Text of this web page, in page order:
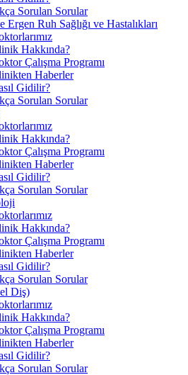
Sorulan Sorular
Ergen Ruh Sağlığı ve Hastalıkları
Hakkında?
Çalışma Programı
Haberler
Gidilir?
Sorulan Sorular
Hakkında?
Çalışma Programı
Haberler
Gidilir?
Sorulan Sorular
Hakkında?
Çalışma Programı
Haberler
Gidilir?
Sorulan Sorular
Diş)
Hakkında?
Çalışma Programı
Haberler
Gidilir?
Sorulan Sorular